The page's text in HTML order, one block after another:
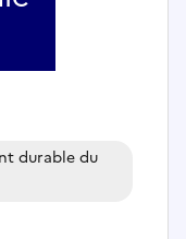
durable du